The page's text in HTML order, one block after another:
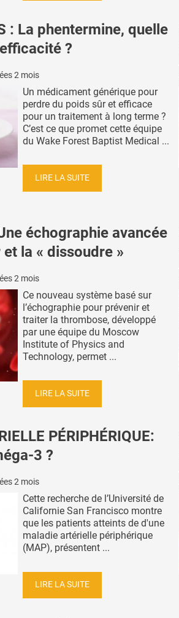
: La phentermine, quelle
?
2 mois
Un médicament générique pour
perdre du poids sûr et efficace
pour un traitement à long terme ?
C’est ce que promet cette équipe
du Wake Forest Baptist Medical ...
LIRE LA SUITE
échographie avancée
la « dissoudre »
2 mois
Ce nouveau système basé sur
l’échographie pour prévenir et
traiter la thrombose, développé
par une équipe du Moscow
Institute of Physics and
Technology, permet ...
LIRE LA SUITE
PÉRIPHÉRIQUE:
3 ?
2 mois
Cette recherche de l’Université de
Californie San Francisco montre
que les patients atteints de d'une
maladie artérielle périphérique
(MAP), présentent ...
LIRE LA SUITE